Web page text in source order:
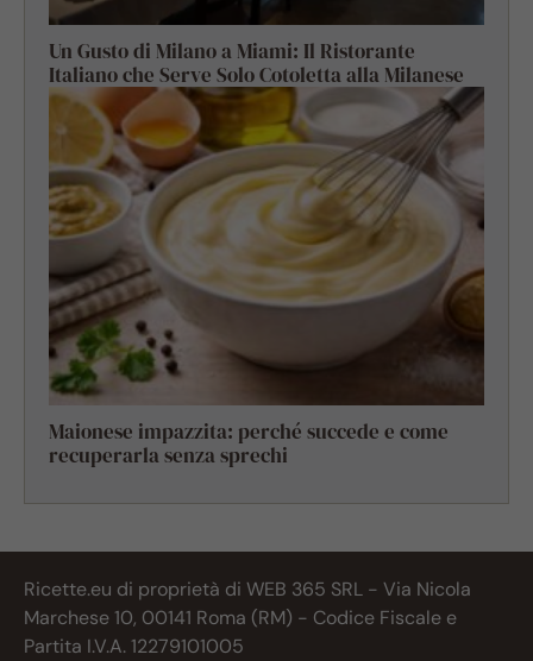
Un Gusto di Milano a Miami: Il Ristorante
Italiano che Serve Solo Cotoletta alla Milanese
Maionese impazzita: perché succede e come
recuperarla senza sprechi
Ricette.eu di proprietà di WEB 365 SRL - Via Nicola
Marchese 10, 00141 Roma (RM) - Codice Fiscale e
Partita I.V.A. 12279101005